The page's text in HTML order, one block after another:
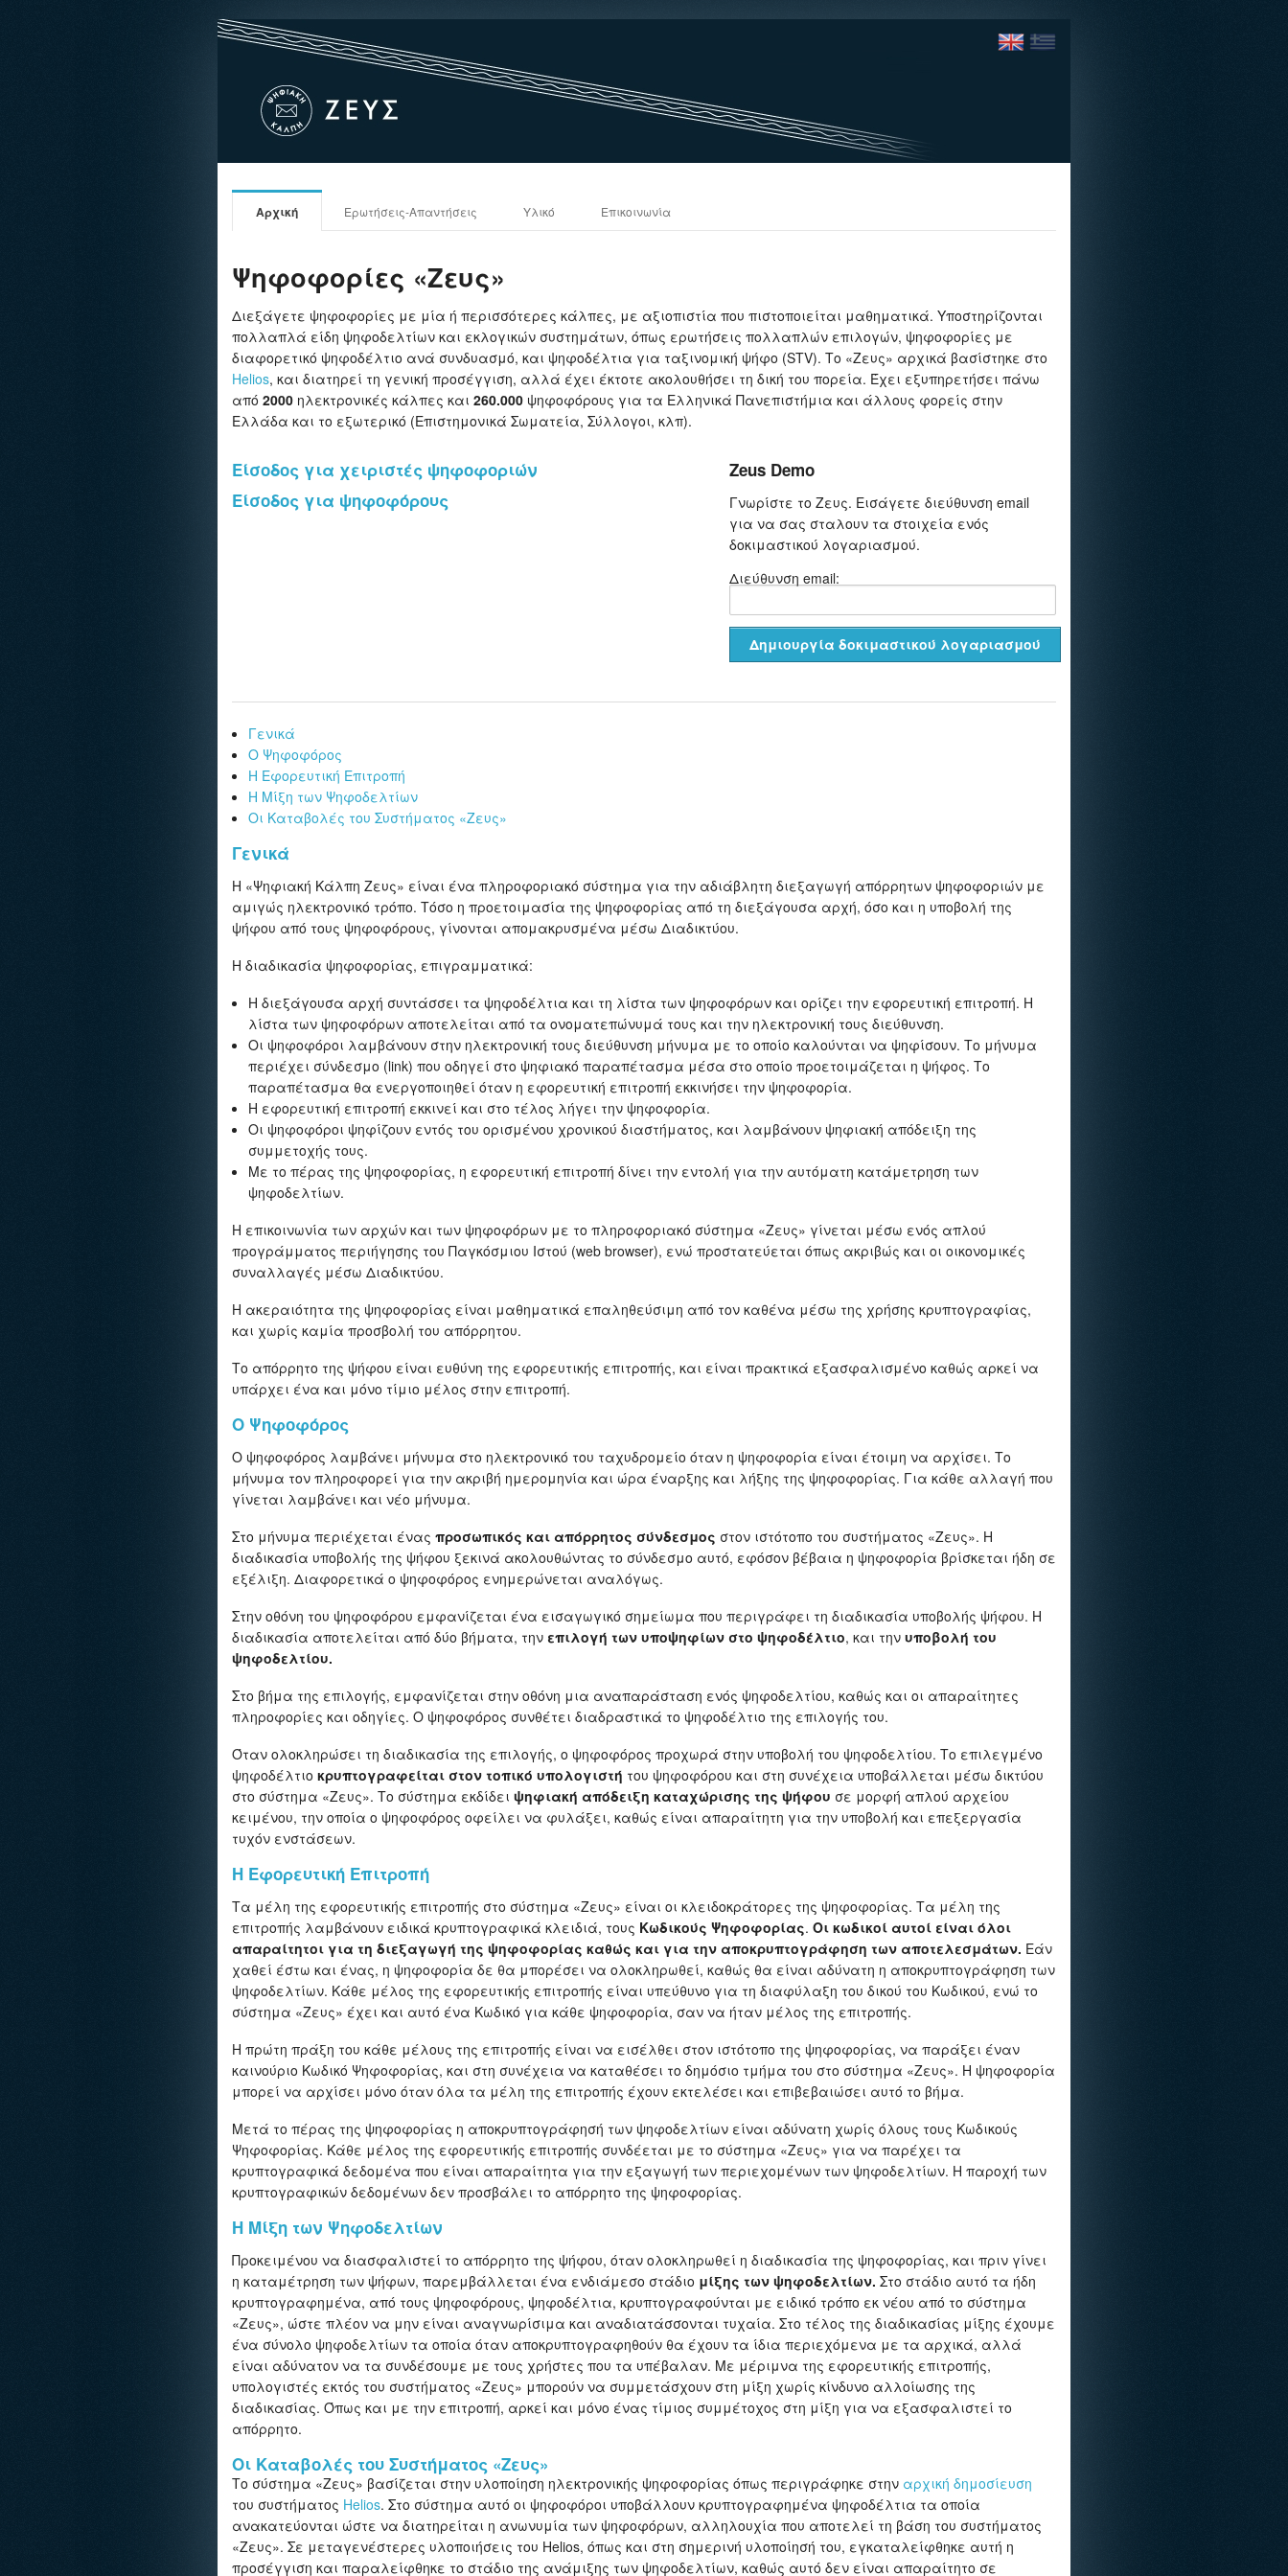
Αρχική Ερωτήσεις-Απαντήσεις Υλικό Επικοινωνία
Ψηφοφορίες «Ζευς»
Διεξάγετε ψηφοφορίες με μία ή περισσότερες κάλπες, με αξιοπιστία που πιστοποιείται μαθηματικά. Υποστηρίζονται
πολλαπλά είδη ψηφοδελτίων και εκλογικών συστημάτων, όπως ερωτήσεις πολλαπλών επιλογών, ψηφοφορίες με
διαφορετικό ψηφοδέλτιο ανά συνδυασμό, και ψηφοδέλτια για ταξινομική ψήφο (STV). Το «Ζευς» αρχικά βασίστηκε στο
Helios, και διατηρεί τη γενική προσέγγιση, αλλά έχει έκτοτε ακολουθήσει τη δική του πορεία. Έχει εξυπηρετήσει πάνω
από 2000 ηλεκτρονικές κάλπες και 260.000 ψηφοφόρους για τα Ελληνικά Πανεπιστήμια και άλλους φορείς στην
Ελλάδα και το εξωτερικό (Επιστημονικά Σωματεία, Σύλλογοι, κλπ).
Είσοδος για χειριστές ψηφοφοριών
Είσοδος για ψηφοφόρους
Zeus Demo
Γνωρίστε το Ζευς. Εισάγετε διεύθυνση email
για να σας σταλουν τα στοιχεία ενός
δοκιμαστικού λογαριασμού.
Διεύθυνση email:
Γενικά
Ο Ψηφοφόρος
Η Εφορευτική Επιτροπή
Η Μίξη των Ψηφοδελτίων
Οι Καταβολές του Συστήματος «Ζευς»
Γενικά
Η «Ψηφιακή Κάλπη Ζευς» είναι ένα πληροφοριακό σύστημα για την αδιάβλητη διεξαγωγή απόρρητων ψηφοφοριών με
αμιγώς ηλεκτρονικό τρόπο. Τόσο η προετοιμασία της ψηφοφορίας από τη διεξάγουσα αρχή, όσο και η υποβολή της
ψήφου από τους ψηφοφόρους, γίνονται απομακρυσμένα μέσω Διαδικτύου.
Η διαδικασία ψηφοφορίας, επιγραμματικά:
Η διεξάγουσα αρχή συντάσσει τα ψηφοδέλτια και τη λίστα των ψηφοφόρων και ορίζει την εφορευτική επιτροπή. Η
λίστα των ψηφοφόρων αποτελείται από τα ονοματεπώνυμά τους και την ηλεκτρονική τους διεύθυνση.
Οι ψηφοφόροι λαμβάνουν στην ηλεκτρονική τους διεύθυνση μήνυμα με το οποίο καλούνται να ψηφίσουν. Το μήνυμα
περιέχει σύνδεσμο (link) που οδηγεί στο ψηφιακό παραπέτασμα μέσα στο οποίο προετοιμάζεται η ψήφος. Το
παραπέτασμα θα ενεργοποιηθεί όταν η εφορευτική επιτροπή εκκινήσει την ψηφοφορία.
Η εφορευτική επιτροπή εκκινεί και στο τέλος λήγει την ψηφοφορία.
Οι ψηφοφόροι ψηφίζουν εντός του ορισμένου χρονικού διαστήματος, και λαμβάνουν ψηφιακή απόδειξη της
συμμετοχής τους.
Με το πέρας της ψηφοφορίας, η εφορευτική επιτροπή δίνει την εντολή για την αυτόματη κατάμετρηση των
ψηφοδελτίων.
Η επικοινωνία των αρχών και των ψηφοφόρων με το πληροφοριακό σύστημα «Ζευς» γίνεται μέσω ενός απλού
προγράμματος περιήγησης του Παγκόσμιου Ιστού (web browser), ενώ προστατεύεται όπως ακριβώς και οι οικονομικές
συναλλαγές μέσω Διαδικτύου.
Η ακεραιότητα της ψηφοφορίας είναι μαθηματικά επαληθεύσιμη από τον καθένα μέσω της χρήσης κρυπτογραφίας,
και χωρίς καμία προσβολή του απόρρητου.
Το απόρρητο της ψήφου είναι ευθύνη της εφορευτικής επιτροπής, και είναι πρακτικά εξασφαλισμένο καθώς αρκεί να
υπάρχει ένα και μόνο τίμιο μέλος στην επιτροπή.
Ο Ψηφοφόρος
Ο ψηφοφόρος λαμβάνει μήνυμα στο ηλεκτρονικό του ταχυδρομείο όταν η ψηφοφορία είναι έτοιμη να αρχίσει. Το
μήνυμα τον πληροφορεί για την ακριβή ημερομηνία και ώρα έναρξης και λήξης της ψηφοφορίας. Για κάθε αλλαγή που
γίνεται λαμβάνει και νέο μήνυμα.
Στο μήνυμα περιέχεται ένας προσωπικός και απόρρητος σύνδεσμος στον ιστότοπο του συστήματος «Ζευς». Η
διαδικασία υποβολής της ψήφου ξεκινά ακολουθώντας το σύνδεσμο αυτό, εφόσον βέβαια η ψηφοφορία βρίσκεται ήδη σε
εξέλιξη. Διαφορετικά ο ψηφοφόρος ενημερώνεται αναλόγως.
Στην οθόνη του ψηφοφόρου εμφανίζεται ένα εισαγωγικό σημείωμα που περιγράφει τη διαδικασία υποβολής ψήφου. Η
διαδικασία αποτελείται από δύο βήματα, την επιλογή των υποψηφίων στο ψηφοδέλτιο, και την υποβολή του
ψηφοδελτίου.
Στο βήμα της επιλογής, εμφανίζεται στην οθόνη μια αναπαράσταση ενός ψηφοδελτίου, καθώς και οι απαραίτητες
πληροφορίες και οδηγίες. Ο ψηφοφόρος συνθέτει διαδραστικά το ψηφοδέλτιο της επιλογής του.
Όταν ολοκληρώσει τη διαδικασία της επιλογής, ο ψηφοφόρος προχωρά στην υποβολή του ψηφοδελτίου. Το επιλεγμένο
ψηφοδέλτιο κρυπτογραφείται στον τοπικό υπολογιστή του ψηφοφόρου και στη συνέχεια υποβάλλεται μέσω δικτύου
στο σύστημα «Ζευς». Το σύστημα εκδίδει ψηφιακή απόδειξη καταχώρισης της ψήφου σε μορφή απλού αρχείου
κειμένου, την οποία ο ψηφοφόρος οφείλει να φυλάξει, καθώς είναι απαραίτητη για την υποβολή και επεξεργασία
τυχόν ενστάσεων.
Η Εφορευτική Επιτροπή
Τα μέλη της εφορευτικής επιτροπής στο σύστημα «Ζευς» είναι οι κλειδοκράτορες της ψηφοφορίας. Τα μέλη της
επιτροπής λαμβάνουν ειδικά κρυπτογραφικά κλειδιά, τους Κωδικούς Ψηφοφορίας. Οι κωδικοί αυτοί είναι όλοι
απαραίτητοι για τη διεξαγωγή της ψηφοφορίας καθώς και για την αποκρυπτογράφηση των αποτελεσμάτων. Εάν
χαθεί έστω και ένας, η ψηφοφορία δε θα μπορέσει να ολοκληρωθεί, καθώς θα είναι αδύνατη η αποκρυπτογράφηση των
ψηφοδελτίων. Κάθε μέλος της εφορευτικής επιτροπής είναι υπεύθυνο για τη διαφύλαξη του δικού του Κωδικού, ενώ το
σύστημα «Ζευς» έχει και αυτό ένα Κωδικό για κάθε ψηφοφορία, σαν να ήταν μέλος της επιτροπής.
Η πρώτη πράξη του κάθε μέλους της επιτροπής είναι να εισέλθει στον ιστότοπο της ψηφοφορίας, να παράξει έναν
καινούριο Κωδικό Ψηφοφορίας, και στη συνέχεια να καταθέσει το δημόσιο τμήμα του στο σύστημα «Ζευς». Η ψηφοφορία
μπορεί να αρχίσει μόνο όταν όλα τα μέλη της επιτροπής έχουν εκτελέσει και επιβεβαιώσει αυτό το βήμα.
Μετά το πέρας της ψηφοφορίας η αποκρυπτογράφησή των ψηφοδελτίων είναι αδύνατη χωρίς όλους τους Κωδικούς
Ψηφοφορίας. Κάθε μέλος της εφορευτικής επιτροπής συνδέεται με το σύστημα «Ζευς» για να παρέχει τα
κρυπτογραφικά δεδομένα που είναι απαραίτητα για την εξαγωγή των περιεχομένων των ψηφοδελτίων. Η παροχή των
κρυπτογραφικών δεδομένων δεν προσβάλει το απόρρητο της ψηφοφορίας.
Η Μίξη των Ψηφοδελτίων
Προκειμένου να διασφαλιστεί το απόρρητο της ψήφου, όταν ολοκληρωθεί η διαδικασία της ψηφοφορίας, και πριν γίνει
η καταμέτρηση των ψήφων, παρεμβάλλεται ένα ενδιάμεσο στάδιο μίξης των ψηφοδελτίων. Στο στάδιο αυτό τα ήδη
κρυπτογραφημένα, από τους ψηφοφόρους, ψηφοδέλτια, κρυπτογραφούνται με ειδικό τρόπο εκ νέου από το σύστημα
«Ζευς», ώστε πλέον να μην είναι αναγνωρίσιμα και αναδιατάσσονται τυχαία. Στο τέλος της διαδικασίας μίξης έχουμε
ένα σύνολο ψηφοδελτίων τα οποία όταν αποκρυπτογραφηθούν θα έχουν τα ίδια περιεχόμενα με τα αρχικά, αλλά
είναι αδύνατον να τα συνδέσουμε με τους χρήστες που τα υπέβαλαν. Με μέριμνα της εφορευτικής επιτροπής,
υπολογιστές εκτός του συστήματος «Ζευς» μπορούν να συμμετάσχουν στη μίξη χωρίς κίνδυνο αλλοίωσης της
διαδικασίας. Όπως και με την επιτροπή, αρκεί και μόνο ένας τίμιος συμμέτοχος στη μίξη για να εξασφαλιστεί το
απόρρητο.
Οι Καταβολές του Συστήματος «Ζευς»
Το σύστημα «Ζευς» βασίζεται στην υλοποίηση ηλεκτρονικής ψηφοφορίας όπως περιγράφηκε στην αρχική δημοσίευση
του συστήματος Helios. Στο σύστημα αυτό οι ψηφοφόροι υποβάλλουν κρυπτογραφημένα ψηφοδέλτια τα οποία
ανακατεύονται ώστε να διατηρείται η ανωνυμία των ψηφοφόρων, αλληλουχία που αποτελεί τη βάση του συστήματος
«Ζευς». Σε μεταγενέστερες υλοποιήσεις του Helios, όπως και στη σημερινή υλοποίησή του, εγκαταλείφθηκε αυτή η
προσέγγιση και παραλείφθηκε το στάδιο της ανάμιξης των ψηφοδελτίων, καθώς αυτό δεν είναι απαραίτητο σε